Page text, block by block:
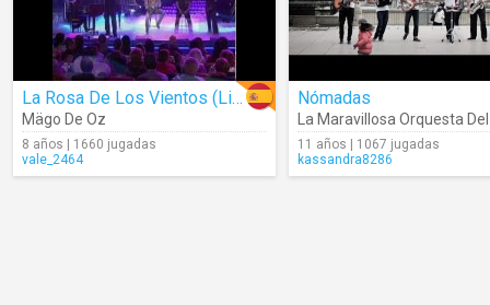
La Rosa De Los Vientos (Live)
Mägo De Oz
8 años | 1660 jugadas
vale_2464
Nómadas
11 años | 1067 jugadas
kassandra8286